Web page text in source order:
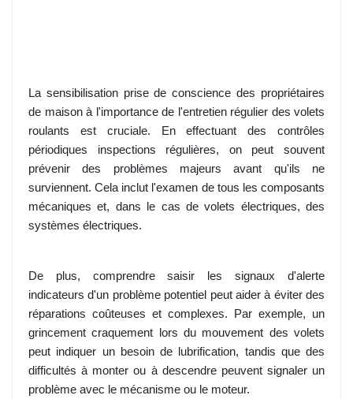
La sensibilisation prise de conscience des propriétaires
de maison à l'importance de l'entretien régulier des volets
roulants est cruciale. En effectuant des contrôles
périodiques inspections régulières, on peut souvent
prévenir des problèmes majeurs avant qu'ils ne
surviennent. Cela inclut l'examen de tous les composants
mécaniques et, dans le cas de volets électriques, des
systèmes électriques.
De plus, comprendre saisir les signaux d'alerte
indicateurs d'un problème potentiel peut aider à éviter des
réparations coûteuses et complexes. Par exemple, un
grincement craquement lors du mouvement des volets
peut indiquer un besoin de lubrification, tandis que des
difficultés à monter ou à descendre peuvent signaler un
problème avec le mécanisme ou le moteur.